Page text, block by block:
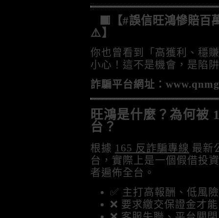
🟥【#誤信旺鴻慘賠
⚠️】
你也曾看到「高獲利、穩
小心！這不是機會，是陷
詐騙平台網址：
旺鴻是什麼？為何被
台？
根據 165 反詐騙專線 最新
台，實際上是一個假借投
者遍佈全台。
✅ 主打高報酬、低風險
❌ 要求繳交保證金才